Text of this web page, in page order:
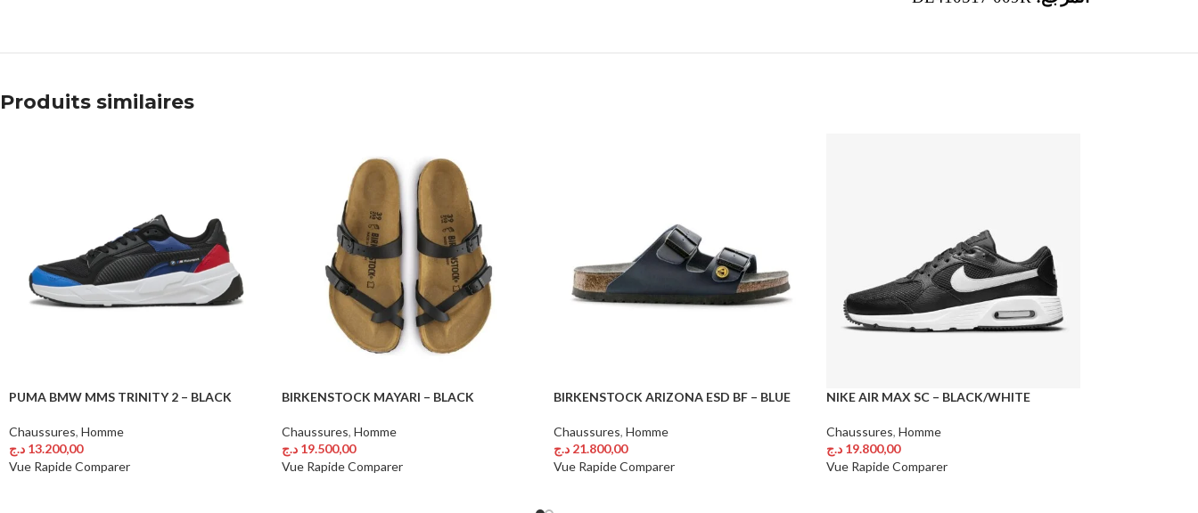
Produits similaires
PUMA BMW MMS TRINITY 2 – BLACK
Chaussures, Homme
13.200,00 د.ج
Choix Des Options
Vue RapideComparer
BIRKENSTOCK MAYARI – BLACK
Chaussures, Homme
19.500,00 د.ج
Choix Des Options
Vue Rapide Comparer
BIRKENSTOCK ARIZONA ESD BF – BLUE
Chaussures, Homme
21.800,00 د.ج
Choix Des Options
Vue RapideComparer
NIKE AIR MAX SC – BLACK/WHITE
Chaussures, Homme
19.800,00 د.ج
Choix Des Options
Vue Rapide Comparer